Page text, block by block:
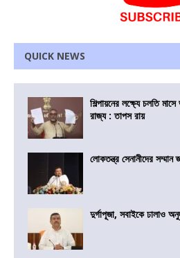
QUICK NEWS
শিল্পায়নের লক্ষ্যে চলতি
রাজ্য : তাপস রায়
লোকতন্ত্র সেনানীদের সম্মান
দুর্গাপূজা, সবাইকে ঢালাও